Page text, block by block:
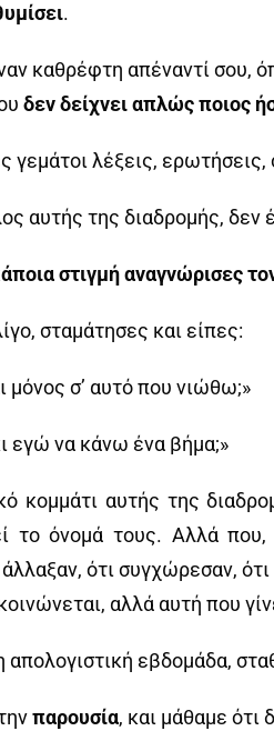
.
καθρέφτη απέναντί
δεν δείχνει απλώς ποιος
γεμάτοι λέξεις,
αυτής της διαδρομής, δεν
στιγμή αναγνώρισες
σταμάτησες και είπες:
μόνος σ’ αυτό που νιώθω;»
να κάνω ένα βήμα;»
κομμάτι αυτής της
το όνομά τους. Αλλά
ότι συγχώρεσαν, ότι
αλλά αυτή που
εβδομάδα,
παρουσία, και μάθαμε ότι